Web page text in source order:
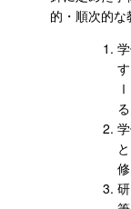
的・順次的な
る